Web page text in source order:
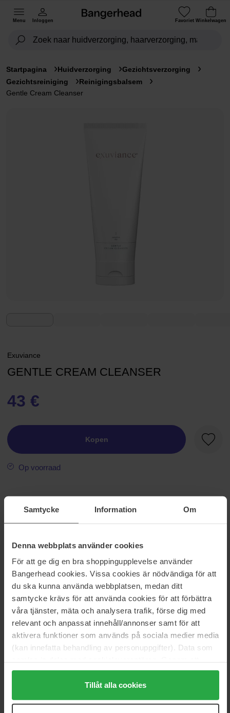
Samtycke Information Om
Denna webbplats använder cookies
För att ge dig en bra shoppingupplevelse använder
Bangerhead cookies. Vissa cookies är nödvändiga för att
du ska kunna använda webbplatsen, medan ditt
samtycke krävs för att använda cookies för att förbättra
våra tjänster, mäta och analysera trafik, förse dig med
relevant och anpassat innehåll/annonser samt för att
aktivera funktioner som används på sociala medier media
(kan innefatta behandling av personuppgifter). Data som
trycka på "Tillåt alla cookies" accepterar du alla cookies,
medan du under "Detaljer" kan anpassa användningen av
cookies. Du kan när som helst återkalla ditt samtycke.
Tillåt alla cookies
Menu Inloggen Favoriet Winkelwagen
Startpagina Huidverzorging
Gezichtsverzorging
Gezichtsreiniging
Reinigingsbalsem
Gentle Cream Cleanser
Exuviance
GENTLE CREAM CLEANSER
43 €
Kopen
Op voorraad
Informatie
beschermende barrière niet. Laat de huid gehydrateerd
Maat: 212 ml
Artikelnummer: 88857
Categorieën:
Huidverzorging
Gezichtsverzorging
Reinigingsbalsem
Gentle Cream Cleanser